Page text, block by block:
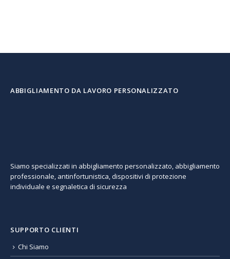
ABBIGLIAMENTO DA LAVORO PERSONALIZZATO
Siamo specializzati in abbigliamento personalizzato, abbigliamento
professionale, antinfortunistica, dispositivi di protezione
individuale e segnaletica di sicurezza
SUPPORTO CLIENTI
Chi Siamo